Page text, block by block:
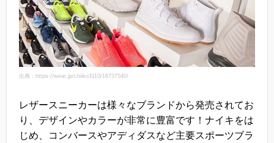
出典：https://wear.jp/chiiko3110/16737540/
レザースニーカーは様々なブランドから発売されてお
り、デザインやカラーが非常に豊富です！ナイキをは
じめ、コンバースやアディダスなど主要スポーツブラ